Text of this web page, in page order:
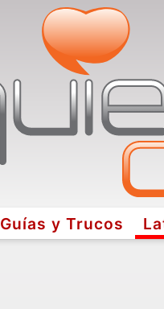
Guías y Trucos